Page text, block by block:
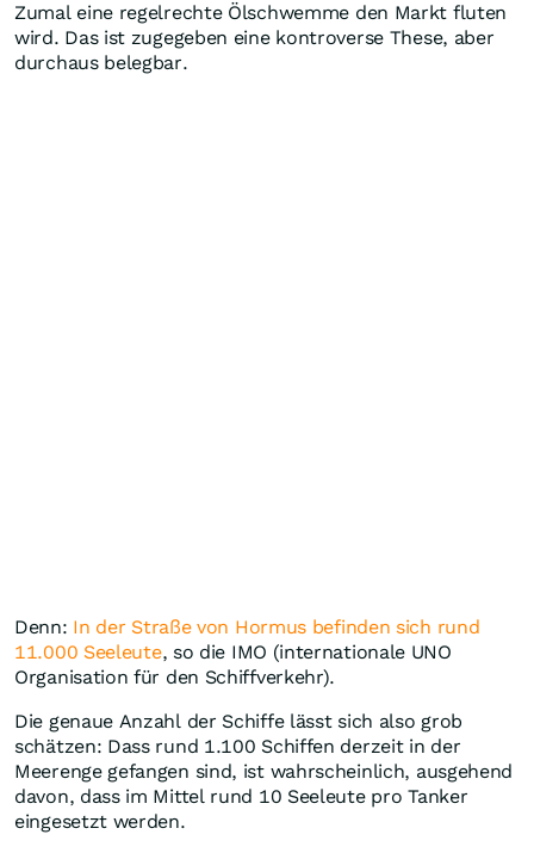
Zumal eine regelrechte Ölschwemme den Markt fluten
wird. Das ist zugegeben eine kontroverse These, aber
durchaus belegbar.
Denn: In der Straße von Hormus befinden sich rund
11.000 Seeleute, so die IMO (internationale UNO
Organisation für den Schiffverkehr).
Die genaue Anzahl der Schiffe lässt sich also grob
schätzen: Dass rund 1.100 Schiffen derzeit in der
Meerenge gefangen sind, ist wahrscheinlich, ausgehend
davon, dass im Mittel rund 10 Seeleute pro Tanker
eingesetzt werden.